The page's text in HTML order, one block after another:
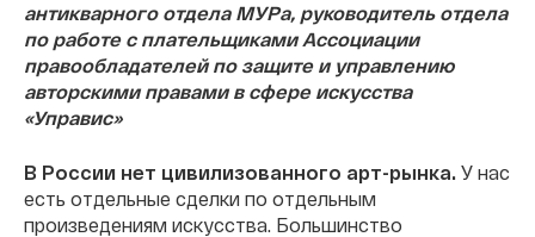
антикварного отдела МУРа, руководитель отдела
по работе с плательщиками Ассоциации
правообладателей по защите и управлению
авторскими правами в сфере искусства
«Управис»
В России нет цивилизованного арт-рынка. У нас
есть отдельные сделки по отдельным
произведениям искусства. Большинство